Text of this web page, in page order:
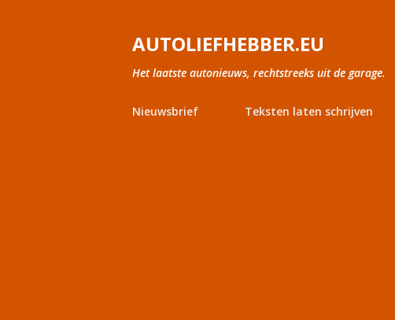
AUTOLIEFHEBBER.EU
Het laatste autonieuws, rechtstreeks uit de garage.
Nieuwsbrief Teksten laten schrijven